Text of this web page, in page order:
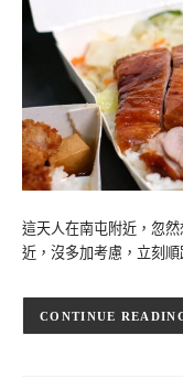
這天人在南屯附近，忽
近，沒多加考慮，立刻
CONTINUE